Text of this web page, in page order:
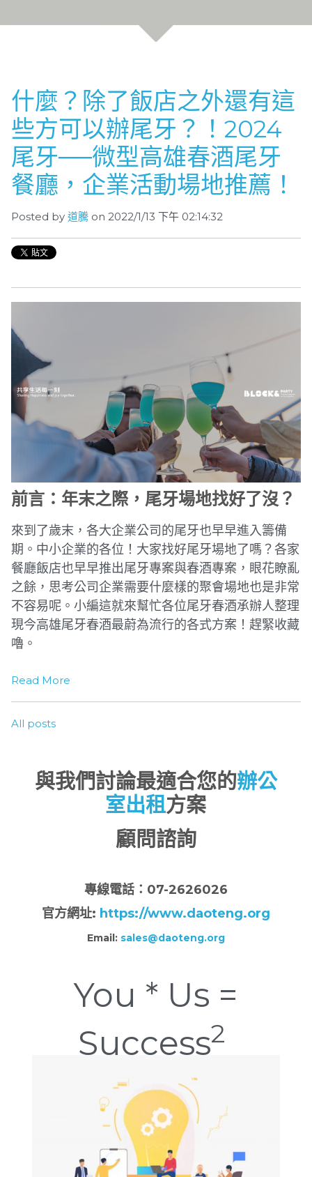
什麼？除了飯店之外還有這
些方可以辦尾牙？！2024
尾牙──微型高雄春酒尾牙
餐廳，企業活動場地推薦！
Posted by道騰 on 2022/1/13 下午 02:14:32
前言：年末之際，尾牙場地找好了沒？
來到了歲末，各大企業公司的尾牙也早早進入籌備
期。中小企業的各位！大家找好尾牙場地了嗎？各家
餐廳飯店也早早推出尾牙專案與春酒專案，眼花瞭亂
之餘，思考公司企業需要什麼樣的聚會場地也是非常
不容易呢。小編這就來幫忙各位尾牙春酒承辦人整理
現今高雄尾牙春酒最蔚為流行的各式方案！趕緊收藏
嚕。
Read More
All posts
與我們討論最適合您的辦公
室出租方案
顧問諮詢
專線電話：07-2626026
官方網址: https://www.daoteng.org
Email: sales@daoteng.org
You * Us =
Success2